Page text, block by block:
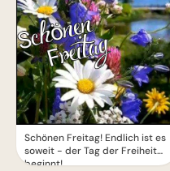
Schönen Freitag! Endlich ist es
soweit - der Tag der Freiheit
beginnt!